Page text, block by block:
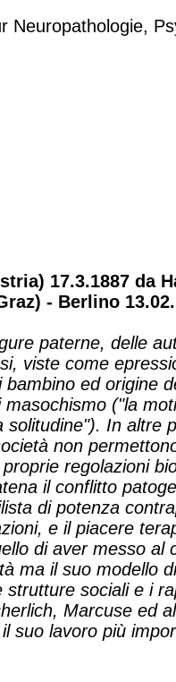
Neuropathologie,
17.3.1887 da
- Berlino
paterne, delle
viste come
bambino ed origine
("la
solitudine"). In altre
non
regolazioni
il conflitto
di potenza
e il piacere
di aver messo al
ma il suo modello
strutture sociali e i
Marcuse ed
suo lavoro più